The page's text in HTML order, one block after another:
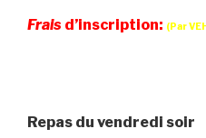
Frais d’inscription: (Par
Repas du